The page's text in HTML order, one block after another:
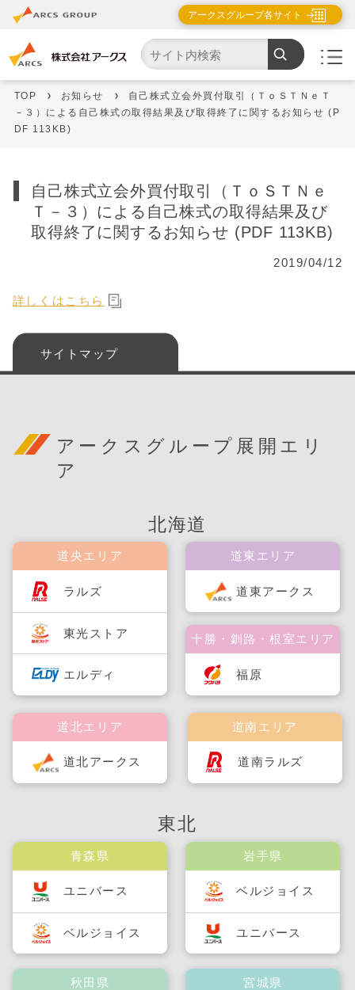
アークスグループ各サイト
TOP お知らせ
自己株式立会外買付取引（ＴｏＳＴＮｅＴ
－３）による自己株式の取得結果及び取得終了に関するお知らせ (P
DF 113KB)
自己株式立会外買付取引（ＴｏＳＴＮｅ
Ｔ－３）による自己株式の取得結果及び
取得終了に関するお知らせ (PDF 113KB)
2019/04/12
詳しくはこちら
サイトマップ
アークスグループ展開エリ
ア
北海道
道央エリア
ラルズ
東光ストア
エルディ
道南エリア
道南ラルズ
道北エリア
道北アークス
道東エリア
道東アークス
十勝・釧路・根室エリア
福原
東北
青森県
ユニバース
ベルジョイス
秋田県
岩手県
ベルジョイス
ユニバース
宮城県